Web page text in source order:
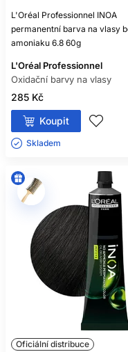
Zpravidla nikoliv
nezesvětluje
JE
Ne. I
L'Oréal Professionnel INOA
permanentní barva na vlasy
amoniaku 6.8 60g
L'Oréal Professionnel
Oxidační barvy na vlasy
285 Kč
Koupit
Skladem ㅤ
Oficiální distribuce